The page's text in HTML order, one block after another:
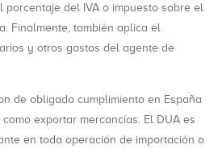
porcentaje del IVA o impuesto sobre el
Finalmente, también aplica el
y otros gastos del agente de
de obligado cumplimiento en España
exportar mercancías. El DUA es
en toda operación de importación o